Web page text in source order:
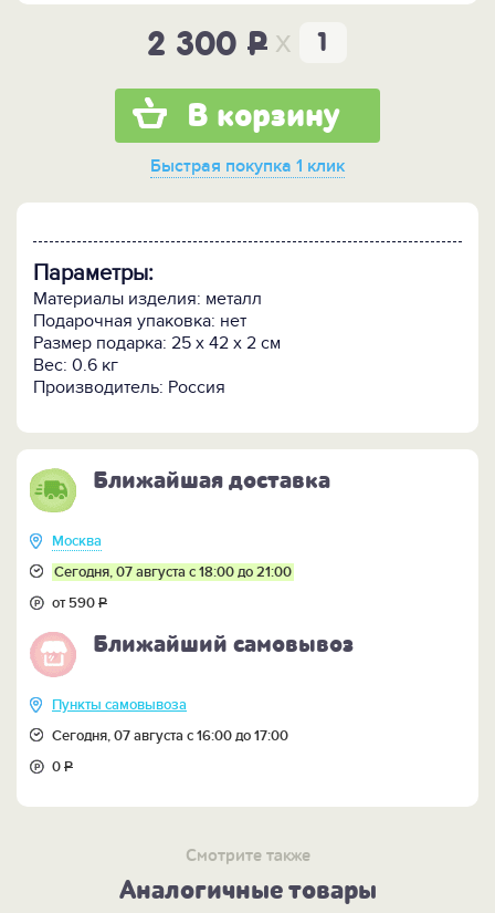
2 300 P x
В корзину
Быстрая покупка 1 клик
Параметры:
Материалы изделия: металл
Подарочная упаковка: нет
Размер подарка: 25 x 42 x 2 см
Вес: 0.6 кг
Производитель: Россия
Ближайшая доставка
Москва
Сегодня, 07 августа с 18:00 до 21:00
от 590Р
Ближайший самовывоз
Пункты самовывоза
Сегодня, 07 августа с 16:00 до 17:00
0Р
Смотрите также
Аналогичные товары